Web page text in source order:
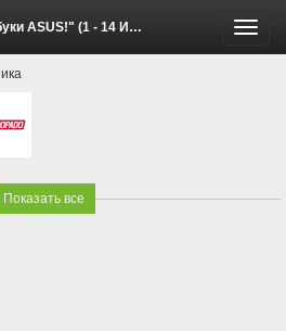
(1 - 14 Июня 2026)
Показать все